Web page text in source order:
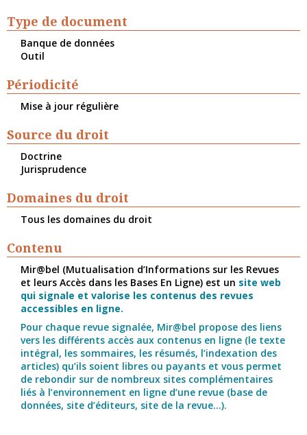
Type de document
Banque de données
Outil
Périodicité
Mise à jour régulière
Source du droit
Doctrine
Jurisprudence
Domaines du droit
Tous les domaines du droit
Contenu
Mir@bel (Mutualisation d’Informations sur les Revues
et leurs Accès dans les Bases En Ligne) est un site web
qui signale et valorise les contenus des revues
accessibles en ligne.
Pour chaque revue signalée, Mir@bel propose des liens
vers les différents accès aux contenus en ligne (le texte
intégral, les sommaires, les résumés, l’indexation des
articles) qu’ils soient libres ou payants et vous permet
de rebondir sur de nombreux sites complémentaires
liés à l’environnement en ligne d’une revue (base de
données, site d’éditeurs, site de la revue...).